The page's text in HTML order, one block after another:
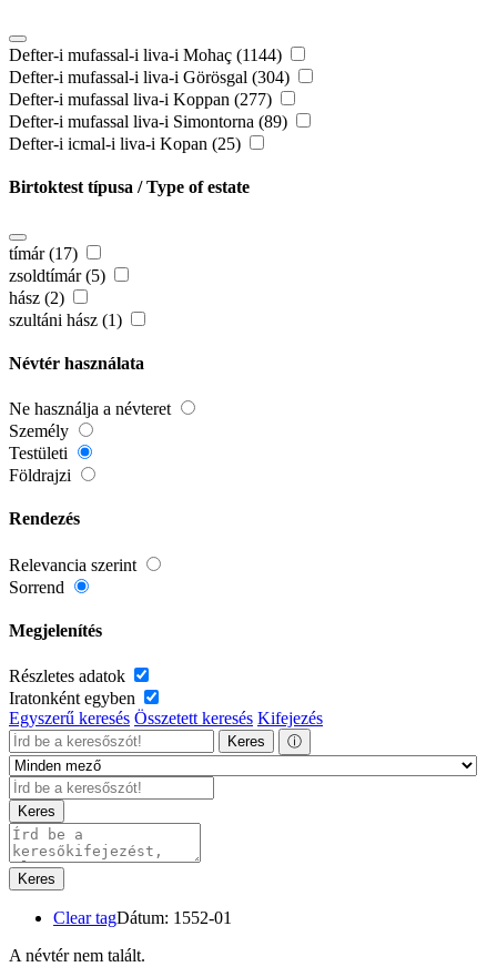
Defter-i mufassal-i liva-i Mohaç (1144)
Defter-i mufassal-i liva-i Görösgal (304)
Defter-i mufassal liva-i Koppan (277)
Defter-i mufassal liva-i Simontorna (89)
Defter-i icmal-i liva-i Kopan (25)
Birtoktest típusa / Type of estate
tímár (17)
zsoldtímár (5)
hász (2)
szultáni hász (1)
Névtér használata
Ne használja a névteret
Személy
Testületi
Földrajzi
Rendezés
Relevancia szerint
Sorrend
Megjelenítés
Részletes adatok
Iratonként egyben
Egyszerű keresés Összetett keresés Kifejezés
Keres ⓘ
Keres
Keres
Clear tagDátum: 1552-01
A névtér nem talált.